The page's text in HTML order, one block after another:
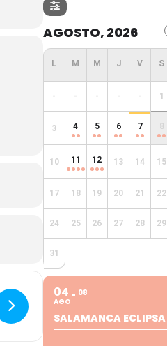
AGOSTO, 2026
- - - - - 1
3 4 5 6 7 8
10 11 12 13 14 15
17 18 19 20 21 22
24 25 26 27 28 29
31
04
AGO
08
SALAMANCA ECLIPSA